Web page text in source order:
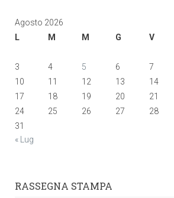
Agosto 2026
L
M M G V
3
4 5 6 7
10
11 12 13 14
17
18 19 20 21
24
25 26 27 28
31
« Lug
RASSEGNA STAMPA